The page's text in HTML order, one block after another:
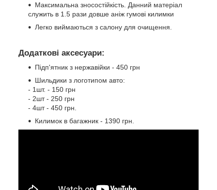
Максимальна зносостійкість. Данний матеріал
служить в 1.5 рази довше аніж гумові килимки
Легко виймаються з салону для очищення.
Додаткові аксесуари:
Підп'ятник з нержавійки - 450 грн
Шильдики з логотипом авто:
- 1шт. - 150 грн
- 2шт - 250 грн
- 4шт - 450 грн.
Килимок в багажник - 1390 грн.